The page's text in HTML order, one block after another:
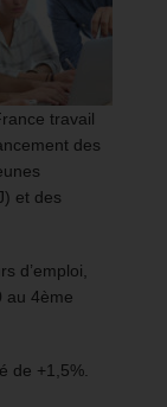
travail
des
et des
d’emploi,
au 4ème
de +1,5%.